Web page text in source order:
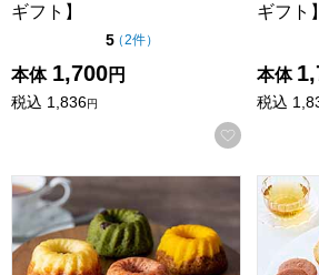
ギフト】
5点（5点満点中）
（2件の評価
）
本体 1,700円
税込 1,836円
お気に入
ギフト】
本体
税込
ホシフルーツ 果実のミニョン・ド・
東京風